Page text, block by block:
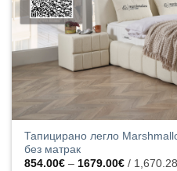
Тапицирано легло
без матрак
854.00€ – 1679.00€Price
/